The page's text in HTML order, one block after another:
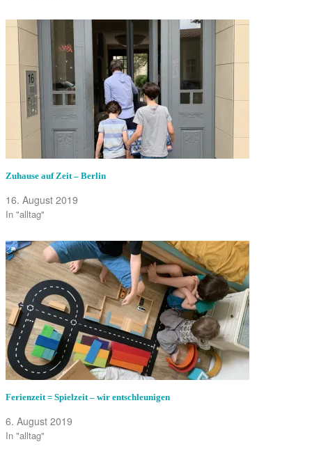
Zuhause auf Zeit – Berlin
16. August 2019
In "alltag"
Ferienzeit = Spielzeit – wir entschleunigen
6. August 2019
In "alltag"